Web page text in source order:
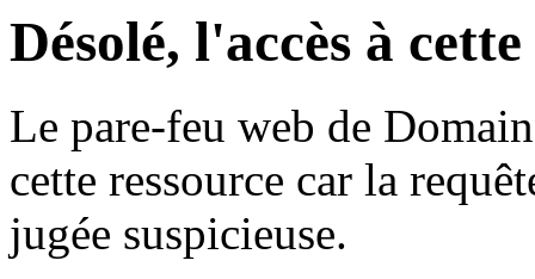
Désolé, l'accès à
Le pare-feu web de
cette ressource car la
jugée suspicieuse.